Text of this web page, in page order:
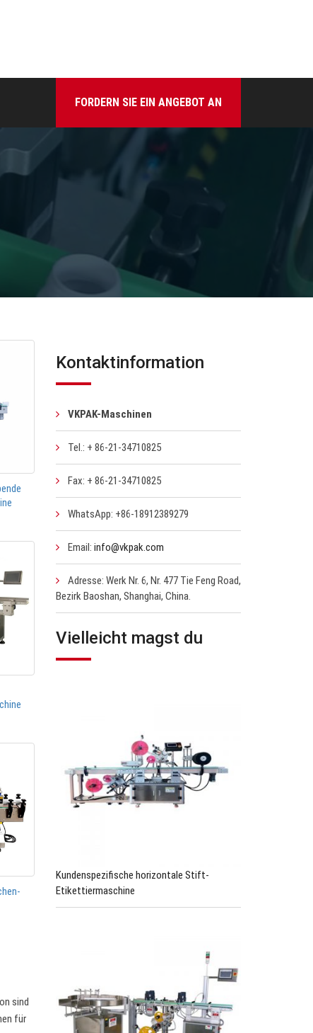
FORDERN SIE EIN ANGEBOT AN
sind
für
Kontaktinformation
VKPAK-Maschinen
Tel.: + 86-21-34710825
Fax: + 86-21-34710825
WhatsApp: +86-18912389279
Email: info@vkpak.com
Adresse: Werk Nr. 6, Nr. 477 Tie Feng Road,
Bezirk Baoshan, Shanghai, China.
Vielleicht magst du
Kundenspezifische horizontale Stift-
Etikettiermaschine